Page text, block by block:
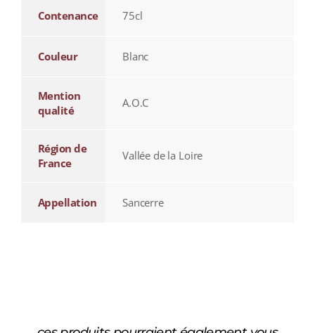
Contenance 75cl
Couleur Blanc
Mention
qualité
A.O.C
Région de
France
Vallée de la Loire
Appellation Sancerre